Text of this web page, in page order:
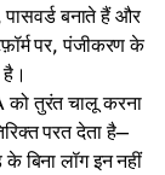
बनाते हैं और
पर, पंजीकरण के
को तुरंत चालू करना
परत देता है—
बिना लॉग इन नहीं